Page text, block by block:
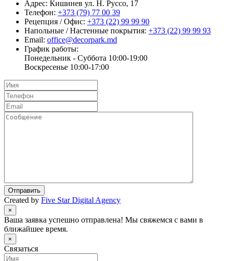
Адрес: Кишинев ул. Н. Руссо, 17
Телефон: +373 (79) 77 00 39
Рецепция / Офис: +373 (22) 99 99 90
Напольные / Настенные покрытия: +373 (22) 99 99 93
Email: office@decorpark.md
График работы:
Понедельник - Суббота 10:00-19:00
Воскресенье 10:00-17:00
Отправить
Created by Five Star Digital Agency
×
Ваша заявка успешно отправлена! Мы свяжемся с вами в
ближайшее время.
×
Связаться